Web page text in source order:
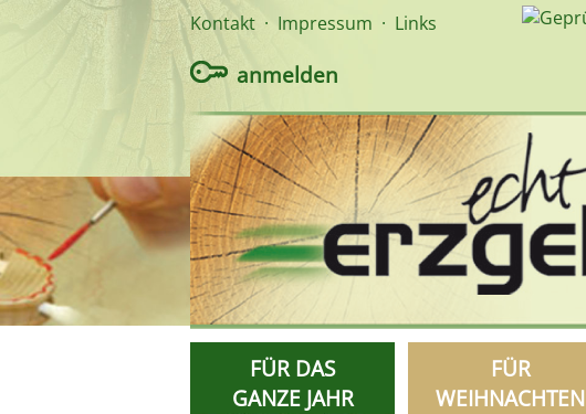
Kontakt · Impressum · Links
anmelden
FÜR DAS
GANZE JAHR
FÜR
WEIHNACHTEN